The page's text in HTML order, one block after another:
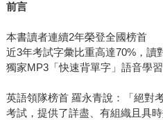
前言
本書讀者連續2年榮登全國榜首
近3年考試字彙比重高達70%，讀
獨家MP3「快速背單字」語音學
英語領隊榜首 羅永青說：「絕對
考試，提供了詳盡、有組織且具